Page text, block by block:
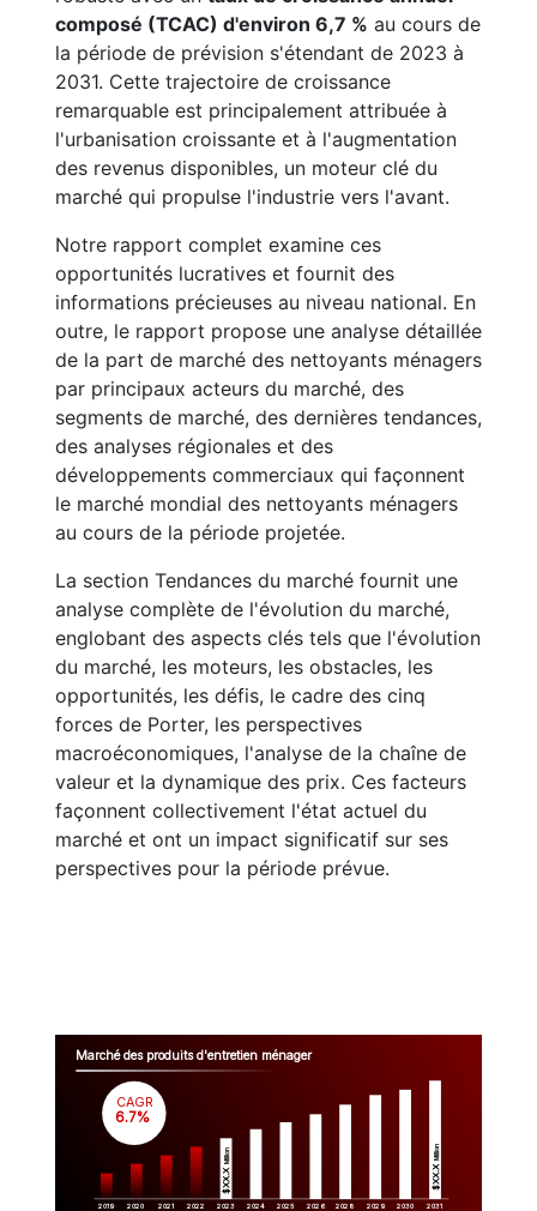
composé (TCAC) d'environ 6,7 % au cours de
la période de prévision s'étendant de 2023 à
2031. Cette trajectoire de croissance
remarquable est principalement attribuée à
l'urbanisation croissante et à l'augmentation
des revenus disponibles, un moteur clé du
marché qui propulse l'industrie vers l'avant.
Notre rapport complet examine ces
opportunités lucratives et fournit des
informations précieuses au niveau national. En
outre, le rapport propose une analyse détaillée
de la part de marché des nettoyants ménagers
par principaux acteurs du marché, des
segments de marché, des dernières tendances,
des analyses régionales et des
développements commerciaux qui façonnent
le marché mondial des nettoyants ménagers
au cours de la période projetée.
La section Tendances du marché fournit une
analyse complète de l'évolution du marché,
englobant des aspects clés tels que l'évolution
du marché, les moteurs, les obstacles, les
opportunités, les défis, le cadre des cinq
forces de Porter, les perspectives
macroéconomiques, l'analyse de la chaîne de
valeur et la dynamique des prix. Ces facteurs
façonnent collectivement l'état actuel du
marché et ont un impact significatif sur ses
perspectives pour la période prévue.
Marché des produits d'entretien ménager
2019 2020 2021 2022 2023 2024 2025 2026 2028 2029 2030 2031
$XX.X
Million
$XX.X
Million
CAGR
6.7%